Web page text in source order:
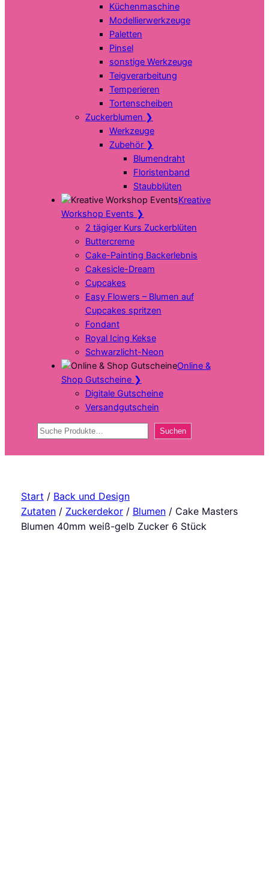
Küchenmaschine
Modellierwerkzeuge
Paletten
Pinsel
sonstige Werkzeuge
Teigverarbeitung
Temperieren
Tortenscheiben
Zuckerblumen ❯
Werkzeuge
Zubehör ❯
Blumendraht
Floristenband
Staubblüten
Kreative
Workshop Events ❯
2 tägiger Kurs Zuckerblüten
Buttercreme
Cake-Painting Backerlebnis
Cakesicle-Dream
Cupcakes
Easy Flowers – Blumen auf
Cupcakes spritzen
Fondant
Royal Icing Kekse
Schwarzlicht-Neon
Online &
Shop Gutscheine ❯
Digitale Gutscheine
Versandgutschein
Suchen Suchen
Start / Back und Design
Zutaten/ Zuckerdekor/ Blumen/ Cake Masters
Blumen 40mm weiß-gelb Zucker 6 Stück